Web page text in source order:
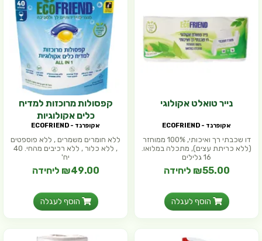
נייר טואלט אקולוגי
אקופרנד - ECOFRIEND
דו שכבתי רך ואיכותי, 100% ממוחזר
(ללא כריתת עצים), מתכלה במלואו.
16 גלילים
₪55.00 ליחידה
הוסף לעגלה
קפסולות מרוכזות למדיח
כלים אקולוגיות
אקופרנד - ECOFRIEND
ללא חומרים משמרים , ללא פוספטים
, ללא כלור , ללא רכיבים מהחי. 40
יח'
₪49.00 ליחידה
הוסף לעגלה